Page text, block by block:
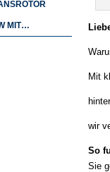
MIT…
Mit
wir
So
Sie